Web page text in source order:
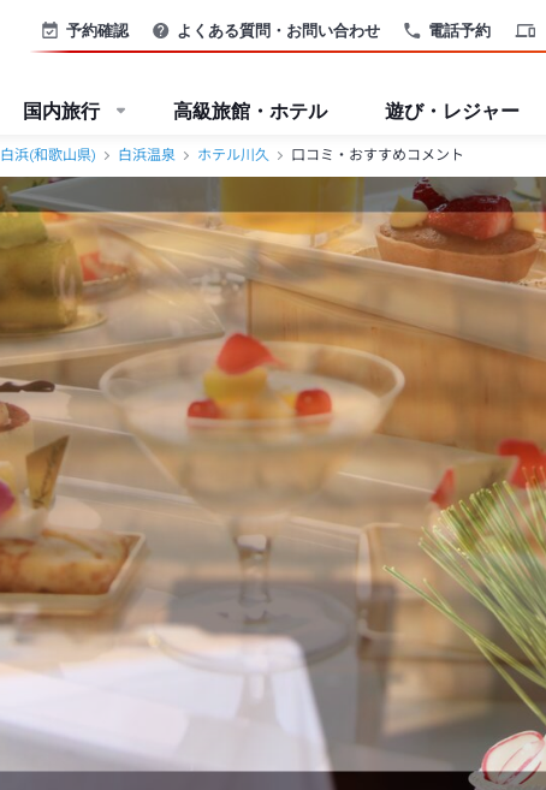
電話予約
予約確認 よくある質問・お問い合わせ
国内旅行 高級旅館・ホテル 遊び・レジャー
白浜(和歌山県) 白浜温泉 ホテル川久 口コミ・おすすめコメント